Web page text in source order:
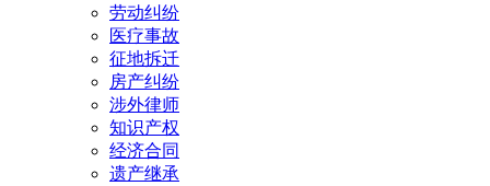
劳动纠纷
医疗事故
征地拆迁
房产纠纷
涉外律师
知识产权
经济合同
遗产继承